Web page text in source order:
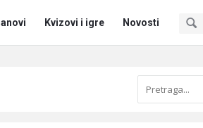
Kvizovi i igre Novosti